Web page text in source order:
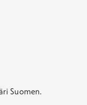
tai hoitaja, voit
Suomen.